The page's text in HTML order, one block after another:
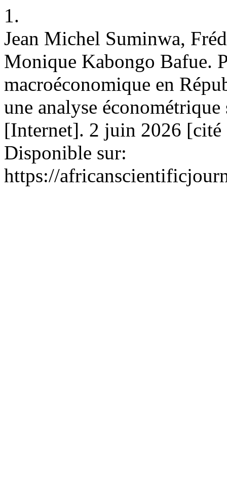
1.
Jean Michel Suminwa,
Monique Kabongo Bafue.
macroéconomique en
une analyse
[Internet]. 2 juin 2026
Disponible sur:
https://